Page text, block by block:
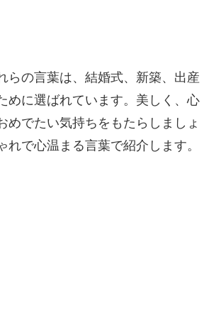
らの言葉は、結婚式、新築、出産
めに選ばれています。美しく、心
でたい気持ちをもたらしましょ
で心温まる言葉で紹介します。